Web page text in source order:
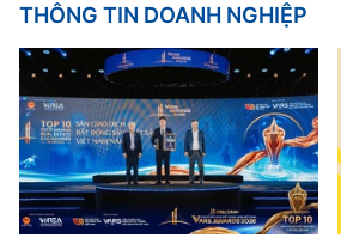
THÔNG TIN DOANH NGHIỆP